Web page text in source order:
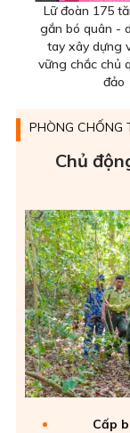
Lữ đoàn 175
gắn bó quân -
tay xây dựng
vững chắc chủ
đảo
PHÒNG CHỐNG
Chủ
Cấp